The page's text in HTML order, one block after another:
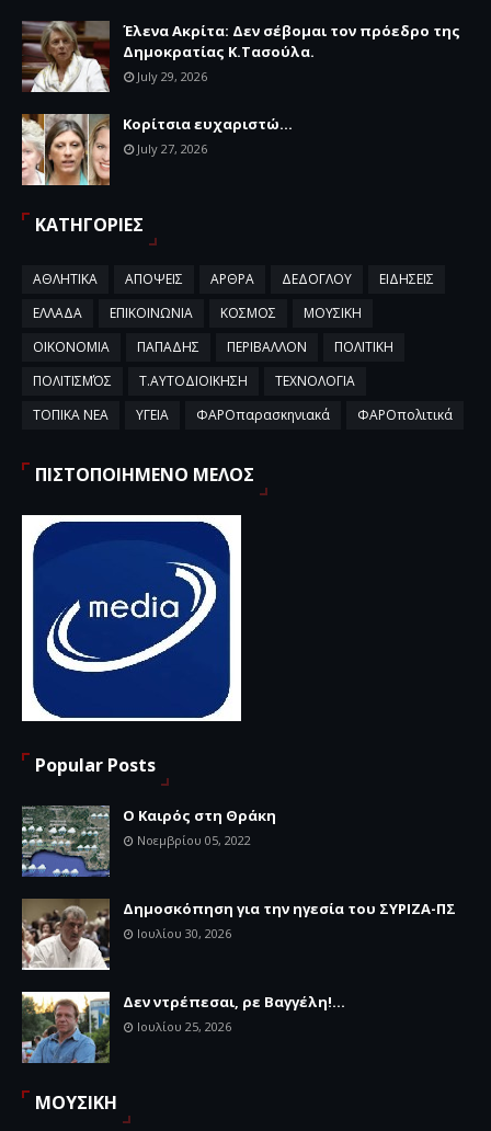
Έλενα Ακρίτα: Δεν σέβομαι τον πρόεδρο της
Δημοκρατίας Κ.Τασούλα.
July 29, 2026
Κορίτσια ευχαριστώ...
July 27, 2026
ΚΑΤΗΓΟΡΙΕΣ
ΑΘΛΗΤΙΚΑ ΑΠΟΨΕΙΣ ΑΡΘΡΑ ΔΕΔΟΓΛΟΥ
ΕΙΔΗΣΕΙΣ
ΕΛΛΑΔΑ
ΕΠΙΚΟΙΝΩΝΙΑ ΚΟΣΜΟΣ
ΜΟΥΣΙΚΗ
ΟΙΚΟΝΟΜΙΑ
ΠΑΠΑΔΗΣ ΠΕΡΙΒΑΛΛΟΝ
ΠΟΛΙΤΙΚΗ
ΠΟΛΙΤΙΣΜΌΣ
Τ.ΑΥΤΟΔΙΟΙΚΗΣΗ
ΤΕΧΝΟΛΟΓΙΑ
ΤΟΠΙΚΑ ΝΕΑ
ΥΓΕΙΑ ΦΑΡΟπαρασκηνιακά ΦΑΡΟπολιτικά
ΠΙΣΤΟΠΟΙΗΜΕΝΟ ΜΕΛΟΣ
Popular Posts
Ο Καιρός στη Θράκη
Νοεμβρίου 05, 2022
Δημοσκόπηση για την ηγεσία του ΣΥΡΙΖΑ-ΠΣ
Ιουλίου 30, 2026
Δεν ντρέπεσαι, ρε Βαγγέλη!...
Ιουλίου 25, 2026
ΜΟΥΣΙΚΗ